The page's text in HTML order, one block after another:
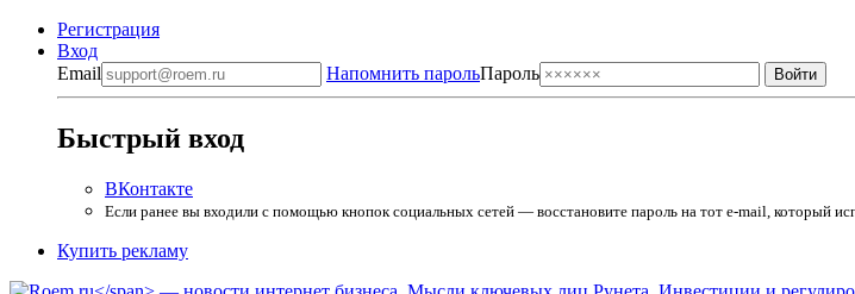
Регистрация
Вход
Email
Напомнить парольПароль
Быстрый вход
ВКонтакте
Если ранее вы входили с помощью кнопок социальных сетей — восстановите пароль на тот e-mail, который
Купить рекламу